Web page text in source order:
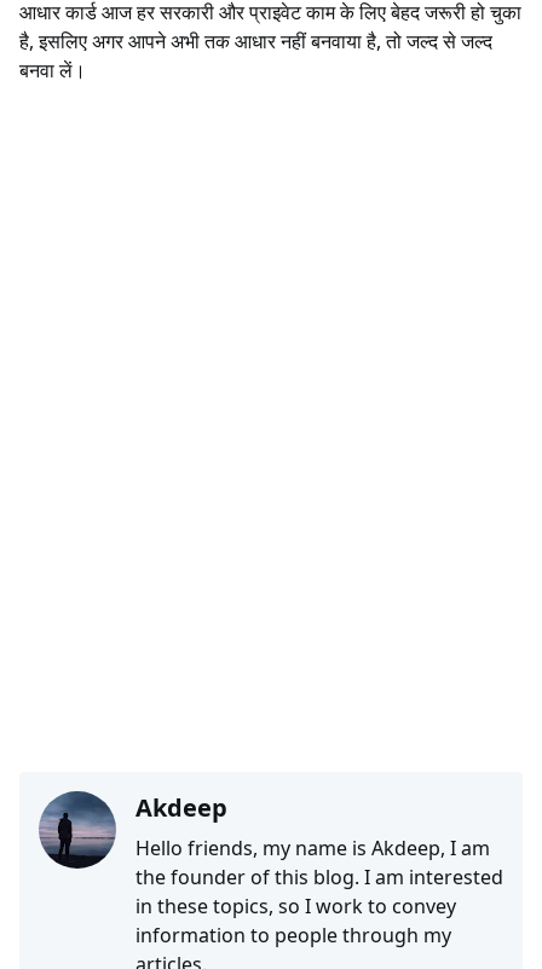
आधार कार्ड आज हर सरकारी और प्राइवेट काम के लिए बेहद जरूरी हो चुका
है, इसलिए अगर आपने अभी तक आधार नहीं बनवाया है, तो जल्द से जल्द
बनवा लें।
Akdeep
Hello friends, my name is Akdeep, I am
the founder of this blog. I am interested
in these topics, so I work to convey
information to people through my